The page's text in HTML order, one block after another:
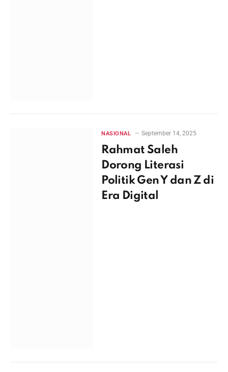
NASIONAL September 14, 2025
Rahmat Saleh
Dorong Literasi
Politik Gen Y dan Z di
Era Digital